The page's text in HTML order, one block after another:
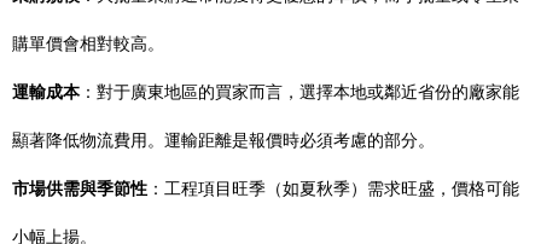
購單價會相對較高。
運輸成本：對于廣東地區的買家而言，選擇本地或鄰近省份的廠家能
顯著降低物流費用。運輸距離是報價時必須考慮的部分。
市場供需與季節性 ：工程項目旺季（如夏秋季）需求旺盛，價格可能
小幅上揚。